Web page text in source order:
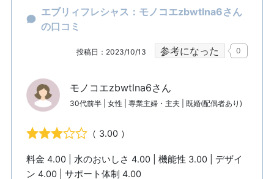
エブリィフレシャス：モノコエzbwtlna6さん
の口コミ
投稿日：2023/10/13 参考になった 0
モノコエzbwtlna6さん
30代前半 | 女性 | 専業主婦・主夫 | 既婚(配偶者あり)
（ 3.00 ）
料金 4.00 | 水のおいしさ 4.00 | 機能性 3.00 | デザイ
ン 4.00 | サポート体制 4.00